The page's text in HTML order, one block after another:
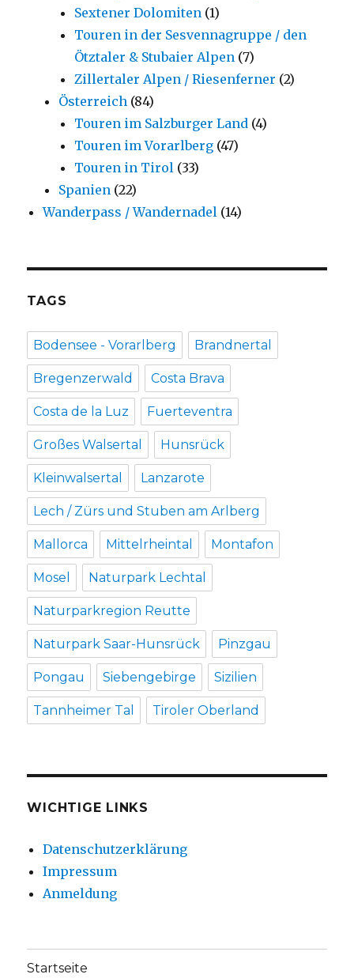
Sextener Dolomiten (1)
Touren in der Sesvennagruppe / den
Ötztaler & Stubaier Alpen (7)
Zillertaler Alpen / Riesenferner (2)
Österreich (84)
Touren im Salzburger Land (4)
Touren im Vorarlberg (47)
Touren in Tirol (33)
Spanien (22)
Wanderpass / Wandernadel (14)
TAGS
Bodensee - Vorarlberg Brandnertal
Bregenzerwald Costa Brava
Costa de la Luz Fuerteventra
Großes Walsertal Hunsrück
Kleinwalsertal Lanzarote
Lech / Zürs und Stuben am Arlberg
Mallorca Mittelrheintal Montafon
Mosel Naturpark Lechtal
Naturparkregion Reutte
Naturpark Saar-Hunsrück Pinzgau
Pongau Siebengebirge Sizilien
Tannheimer Tal Tiroler Oberland
WICHTIGE LINKS
Datenschutzerklärung
Impressum
Anmeldung
Startseite